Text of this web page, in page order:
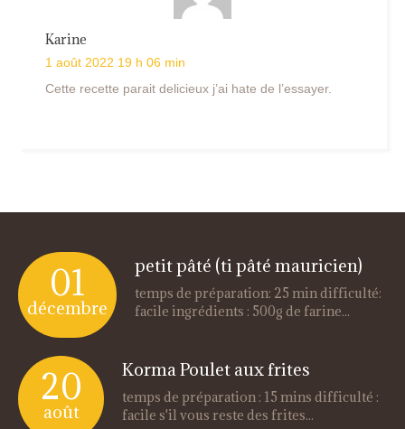
Karine
1 août 2022 19 h 06 min
Cette recette parait delicieux j’ai hate de l’essayer.
01
décembre
petit pâté (ti pâté mauricien)
temps de préparation: 25 min difficulté:
facile ingrédients : 500g de farine...
20
août
Korma Poulet aux frites
temps de préparation : 15 mins difficulté :
facile s'il vous reste des frites...